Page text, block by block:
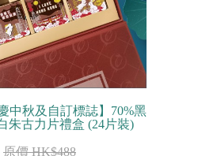
中秋及自訂標誌】70%黑
朱古力片禮盒 (24片裝)
原價 HK$488